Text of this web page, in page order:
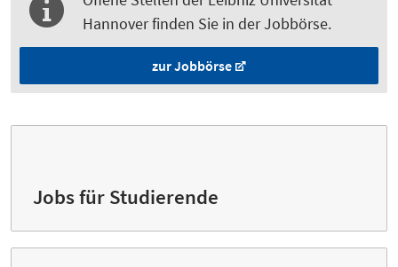
Hannover finden Sie in der Jobbörse.
zur Jobbörse
Jobs für Studierende